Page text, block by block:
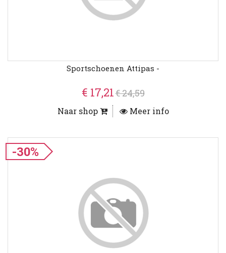
Sportschoenen Attipas -
€ 17,21€ 24,59
Naar shop Meer info
-30%